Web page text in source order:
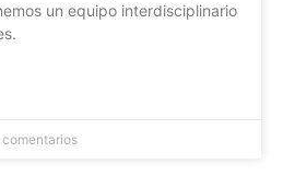
un equipo interdisciplinario